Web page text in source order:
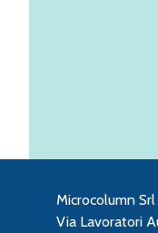
Microcolumn
Via Lavoratori